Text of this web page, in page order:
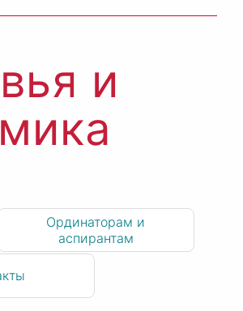
и
Ординаторам и
аспирантам